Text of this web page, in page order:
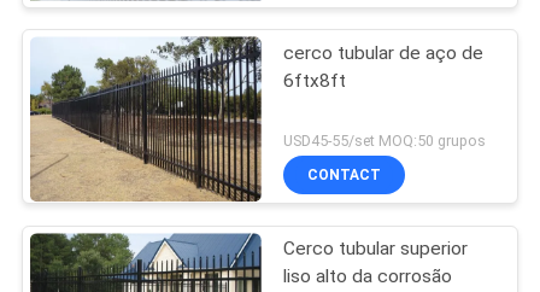
cerco tubular de aço de
6ftx8ft
USD45-55/set MOQ:50 grupos
CONTACT
Cerco tubular superior
liso alto da corrosão